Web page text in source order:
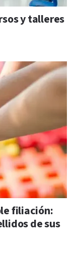
y talleres
filiación:
de sus